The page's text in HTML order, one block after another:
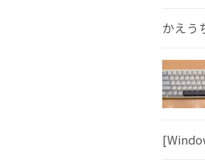
かえう